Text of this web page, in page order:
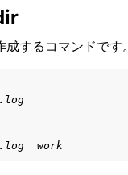
するコマンドです。
work